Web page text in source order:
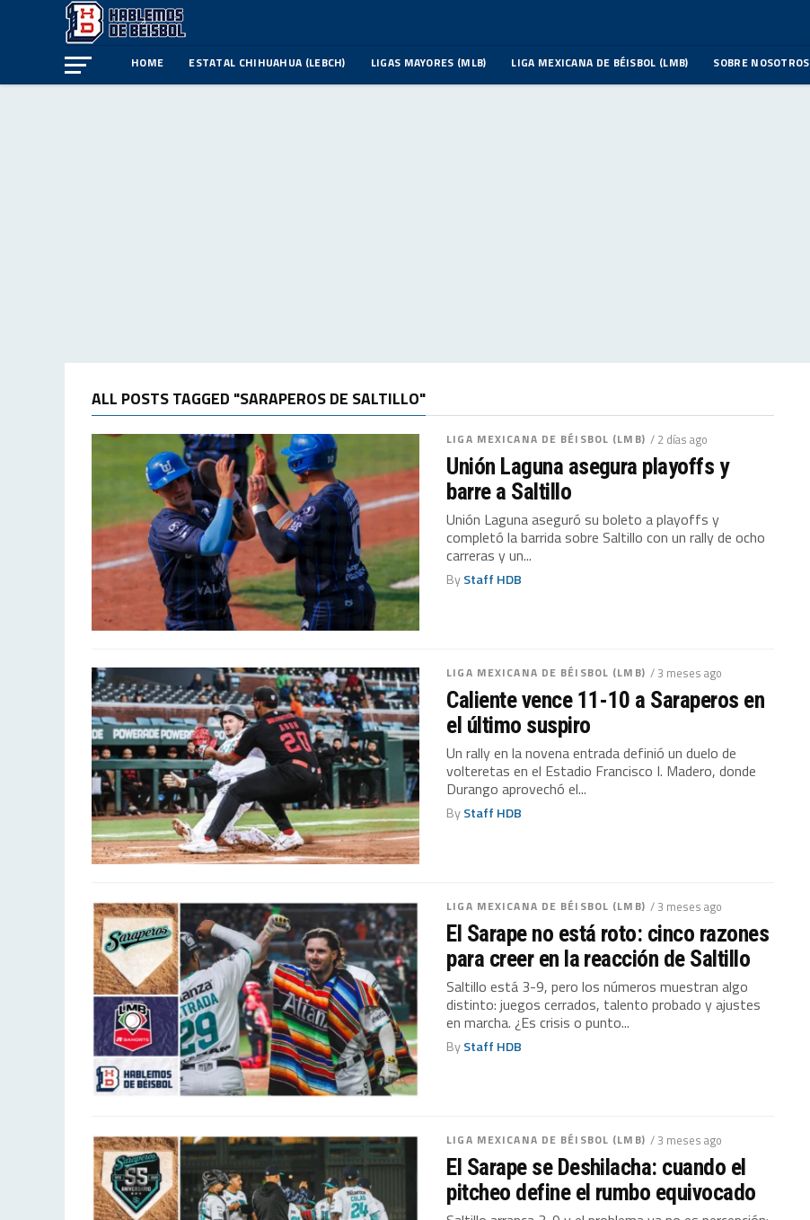
HOME ESTATAL CHIHUAHUA (LEBCH) LIGAS MAYORES (MLB) LIGA MEXICANA DE BÉISBOL (LMB) SOBRE NOSOTROS
ALL POSTS TAGGED "SARAPEROS DE SALTILLO"
LIGA MEXICANA DE BÉISBOL (LMB) / 2 días ago
Unión Laguna asegura playoffs y
barre a Saltillo
Unión Laguna aseguró su boleto a playoffs y
completó la barrida sobre Saltillo con un rally de ocho
carreras y un...
ByStaff HDB
LIGA MEXICANA DE BÉISBOL (LMB) / 3 meses ago
Caliente vence 11-10 a Saraperos en
el último suspiro
Un rally en la novena entrada definió un duelo de
volteretas en el Estadio Francisco I. Madero, donde
Durango aprovechó el...
ByStaff HDB
LIGA MEXICANA DE BÉISBOL (LMB) / 3 meses ago
El Sarape no está roto: cinco razones
para creer en la reacción de Saltillo
Saltillo está 3-9, pero los números muestran algo
distinto: juegos cerrados, talento probado y ajustes
en marcha. ¿Es crisis o punto...
ByStaff HDB
LIGA MEXICANA DE BÉISBOL (LMB) / 3 meses ago
El Sarape se Deshilacha: cuando el
pitcheo define el rumbo equivocado